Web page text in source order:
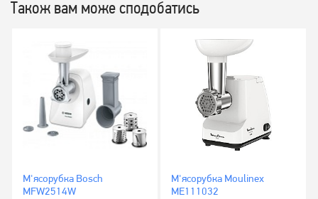
Також вам може сподобатись
М'ясорубка Bosch
MFW2514W
М'ясорубка Moulinex
ME111032